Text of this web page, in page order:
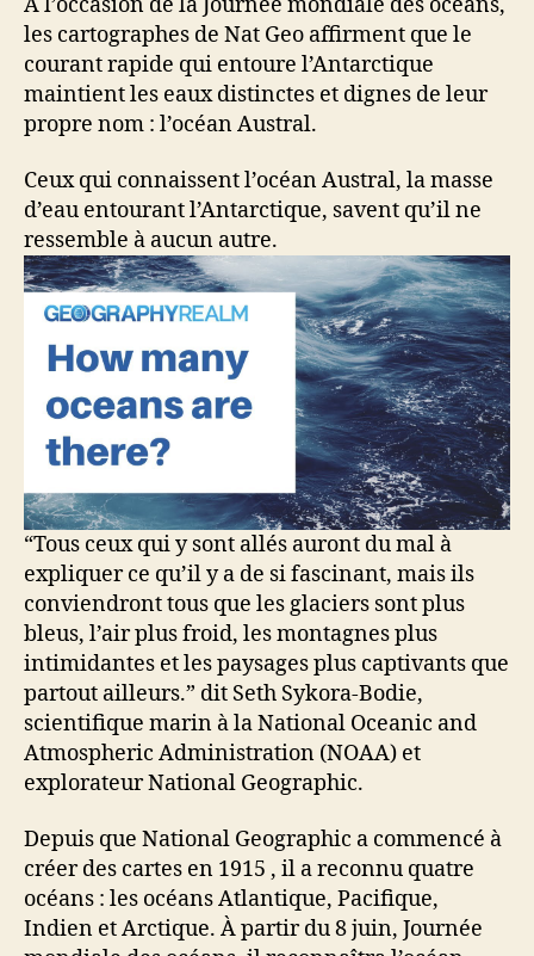
les cartographes de Nat Geo affirment que le
courant rapide qui entoure l’Antarctique
maintient les eaux distinctes et dignes de leur
propre nom : l’océan Austral.
Ceux qui connaissent l’océan Austral, la masse
d’eau entourant l’Antarctique, savent qu’il ne
ressemble à aucun autre.
“Tous ceux qui y sont allés auront du mal à
expliquer ce qu’il y a de si fascinant, mais ils
conviendront tous que les glaciers sont plus
bleus, l’air plus froid, les montagnes plus
intimidantes et les paysages plus captivants que
partout ailleurs.” dit Seth Sykora-Bodie,
scientifique marin à la National Oceanic and
Atmospheric Administration (NOAA) et
explorateur National Geographic.
Depuis que National Geographic a commencé à
créer des cartes en 1915 , il a reconnu quatre
océans : les océans Atlantique, Pacifique,
Indien et Arctique. À partir du 8 juin, Journée